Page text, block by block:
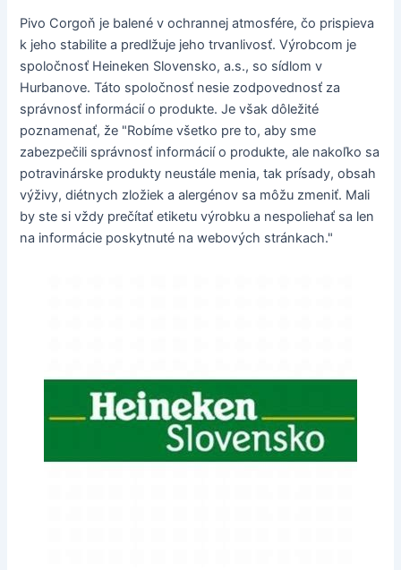
Pivo Corgoň je balené v ochrannej atmosfére, čo prispieva
k jeho stabilite a predlžuje jeho trvanlivosť. Výrobcom je
spoločnosť Heineken Slovensko, a.s., so sídlom v
Hurbanove. Táto spoločnosť nesie zodpovednosť za
správnosť informácií o produkte. Je však dôležité
poznamenať, že "Robíme všetko pre to, aby sme
zabezpečili správnosť informácií o produkte, ale nakoľko sa
potravinárske produkty neustále menia, tak prísady, obsah
výživy, diétnych zložiek a alergénov sa môžu zmeniť. Mali
by ste si vždy prečítať etiketu výrobku a nespoliehať sa len
na informácie poskytnuté na webových stránkach."